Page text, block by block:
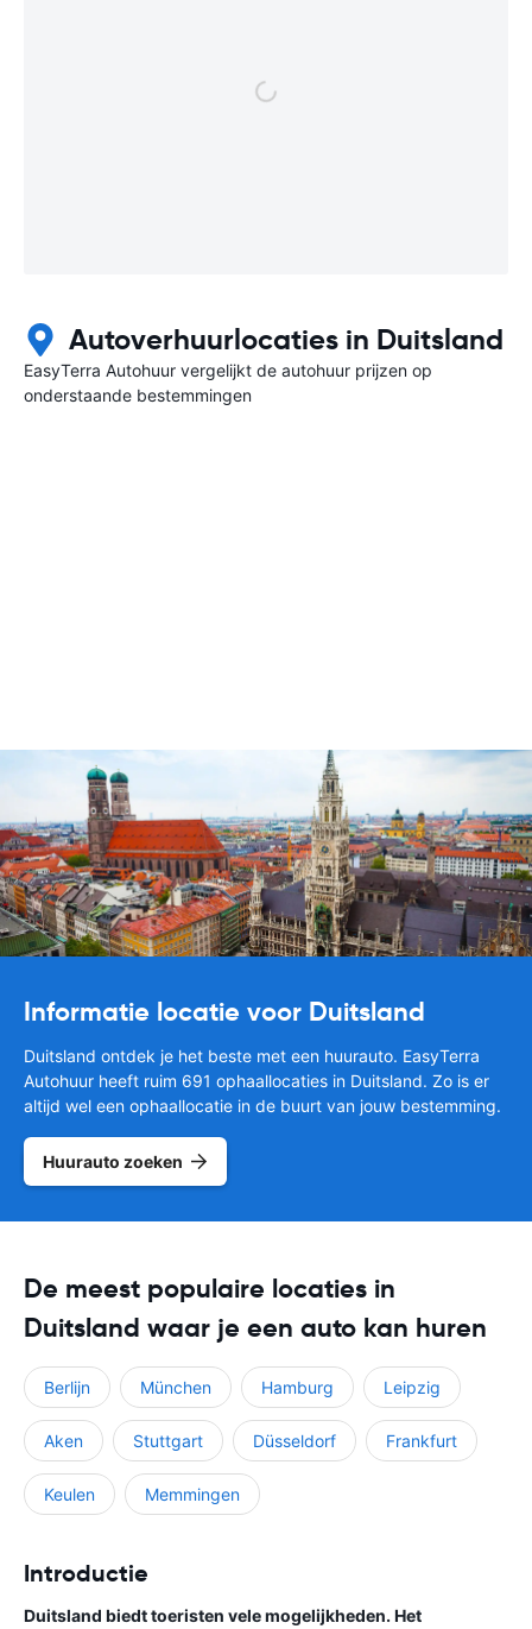
Autoverhuurlocaties in Duitsland
EasyTerra Autohuur vergelijkt de autohuur prijzen op
onderstaande bestemmingen
Informatie locatie voor Duitsland
Duitsland ontdek je het beste met een huurauto. EasyTerra
Autohuur heeft ruim 691 ophaallocaties in Duitsland. Zo is er
altijd wel een ophaallocatie in de buurt van jouw bestemming.
Huurauto zoeken
De meest populaire locaties in
Duitsland waar je een auto kan huren
Berlijn München Hamburg Leipzig
Aken Stuttgart Düsseldorf Frankfurt
Keulen Memmingen
Introductie
Duitsland biedt toeristen vele mogelijkheden. Het